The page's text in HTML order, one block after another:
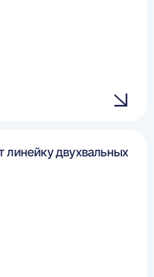
линейку двухвальных